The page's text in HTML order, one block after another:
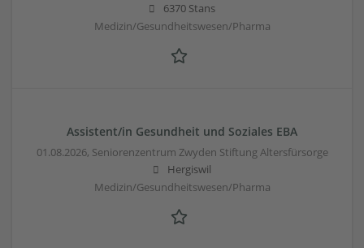
6370 Stans
Medizin/Gesundheitswesen/Pharma
Assistent/in Gesundheit und Soziales EBA
01.08.2026, Seniorenzentrum Zwyden Stiftung Altersfürsorge
Hergiswil
Medizin/Gesundheitswesen/Pharma